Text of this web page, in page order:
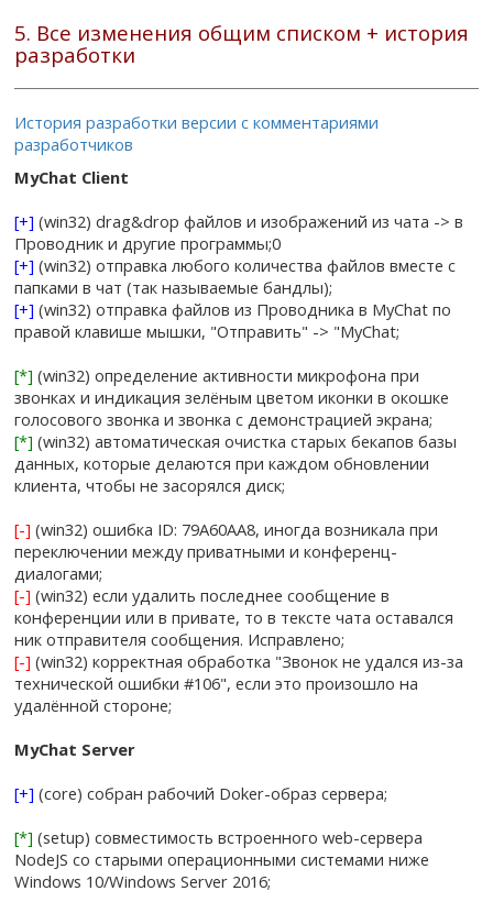
5. Все изменения общим списком + история
разработки
История разработки версии с комментариями
разработчиков
MyChat Client
[+] (win32) drag&drop файлов и изображений из чата -> в
Проводник и другие программы;0
[+] (win32) отправка любого количества файлов вместе с
папками в чат (так называемые бандлы);
[+] (win32) отправка файлов из Проводника в MyChat по
правой клавише мышки, "Отправить" -> "MyChat;
[*] (win32) определение активности микрофона при
звонках и индикация зелёным цветом иконки в окошке
голосового звонка и звонка с демонстрацией экрана;
[*] (win32) автоматическая очистка старых бекапов базы
данных, которые делаются при каждом обновлении
клиента, чтобы не засорялся диск;
[-] (win32) ошибка ID: 79A60AA8, иногда возникала при
переключении между приватными и конференц-
диалогами;
[-] (win32) если удалить последнее сообщение в
конференции или в привате, то в тексте чата оставался
ник отправителя сообщения. Исправлено;
[-] (win32) корректная обработка "Звонок не удался из-за
технической ошибки #106", если это произошло на
удалённой стороне;
MyChat Server
[+] (core) собран рабочий Doker-образ сервера;
[*] (setup) совместимость встроенного web-сервера
NodeJS со старыми операционными системами ниже
Windows 10/Windows Server 2016;